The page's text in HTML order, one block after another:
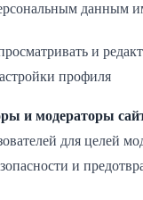
данным
и
профиля
и модераторы
для целей
и